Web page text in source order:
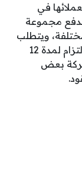
في
مجموعة
ويتطلب
تفعيل بعض هذه الباقات إلى توقيع عقد التزام لمدة 12
بعض